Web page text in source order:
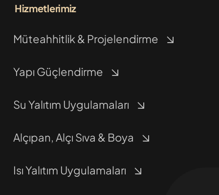
Hizmetlerimiz
Müteahhitlik & Projelendirme
Yapı Güçlendirme
Su Yalıtım Uygulamaları
Alçıpan, Alçı Sıva & Boya
Isı Yalıtım Uygulamaları